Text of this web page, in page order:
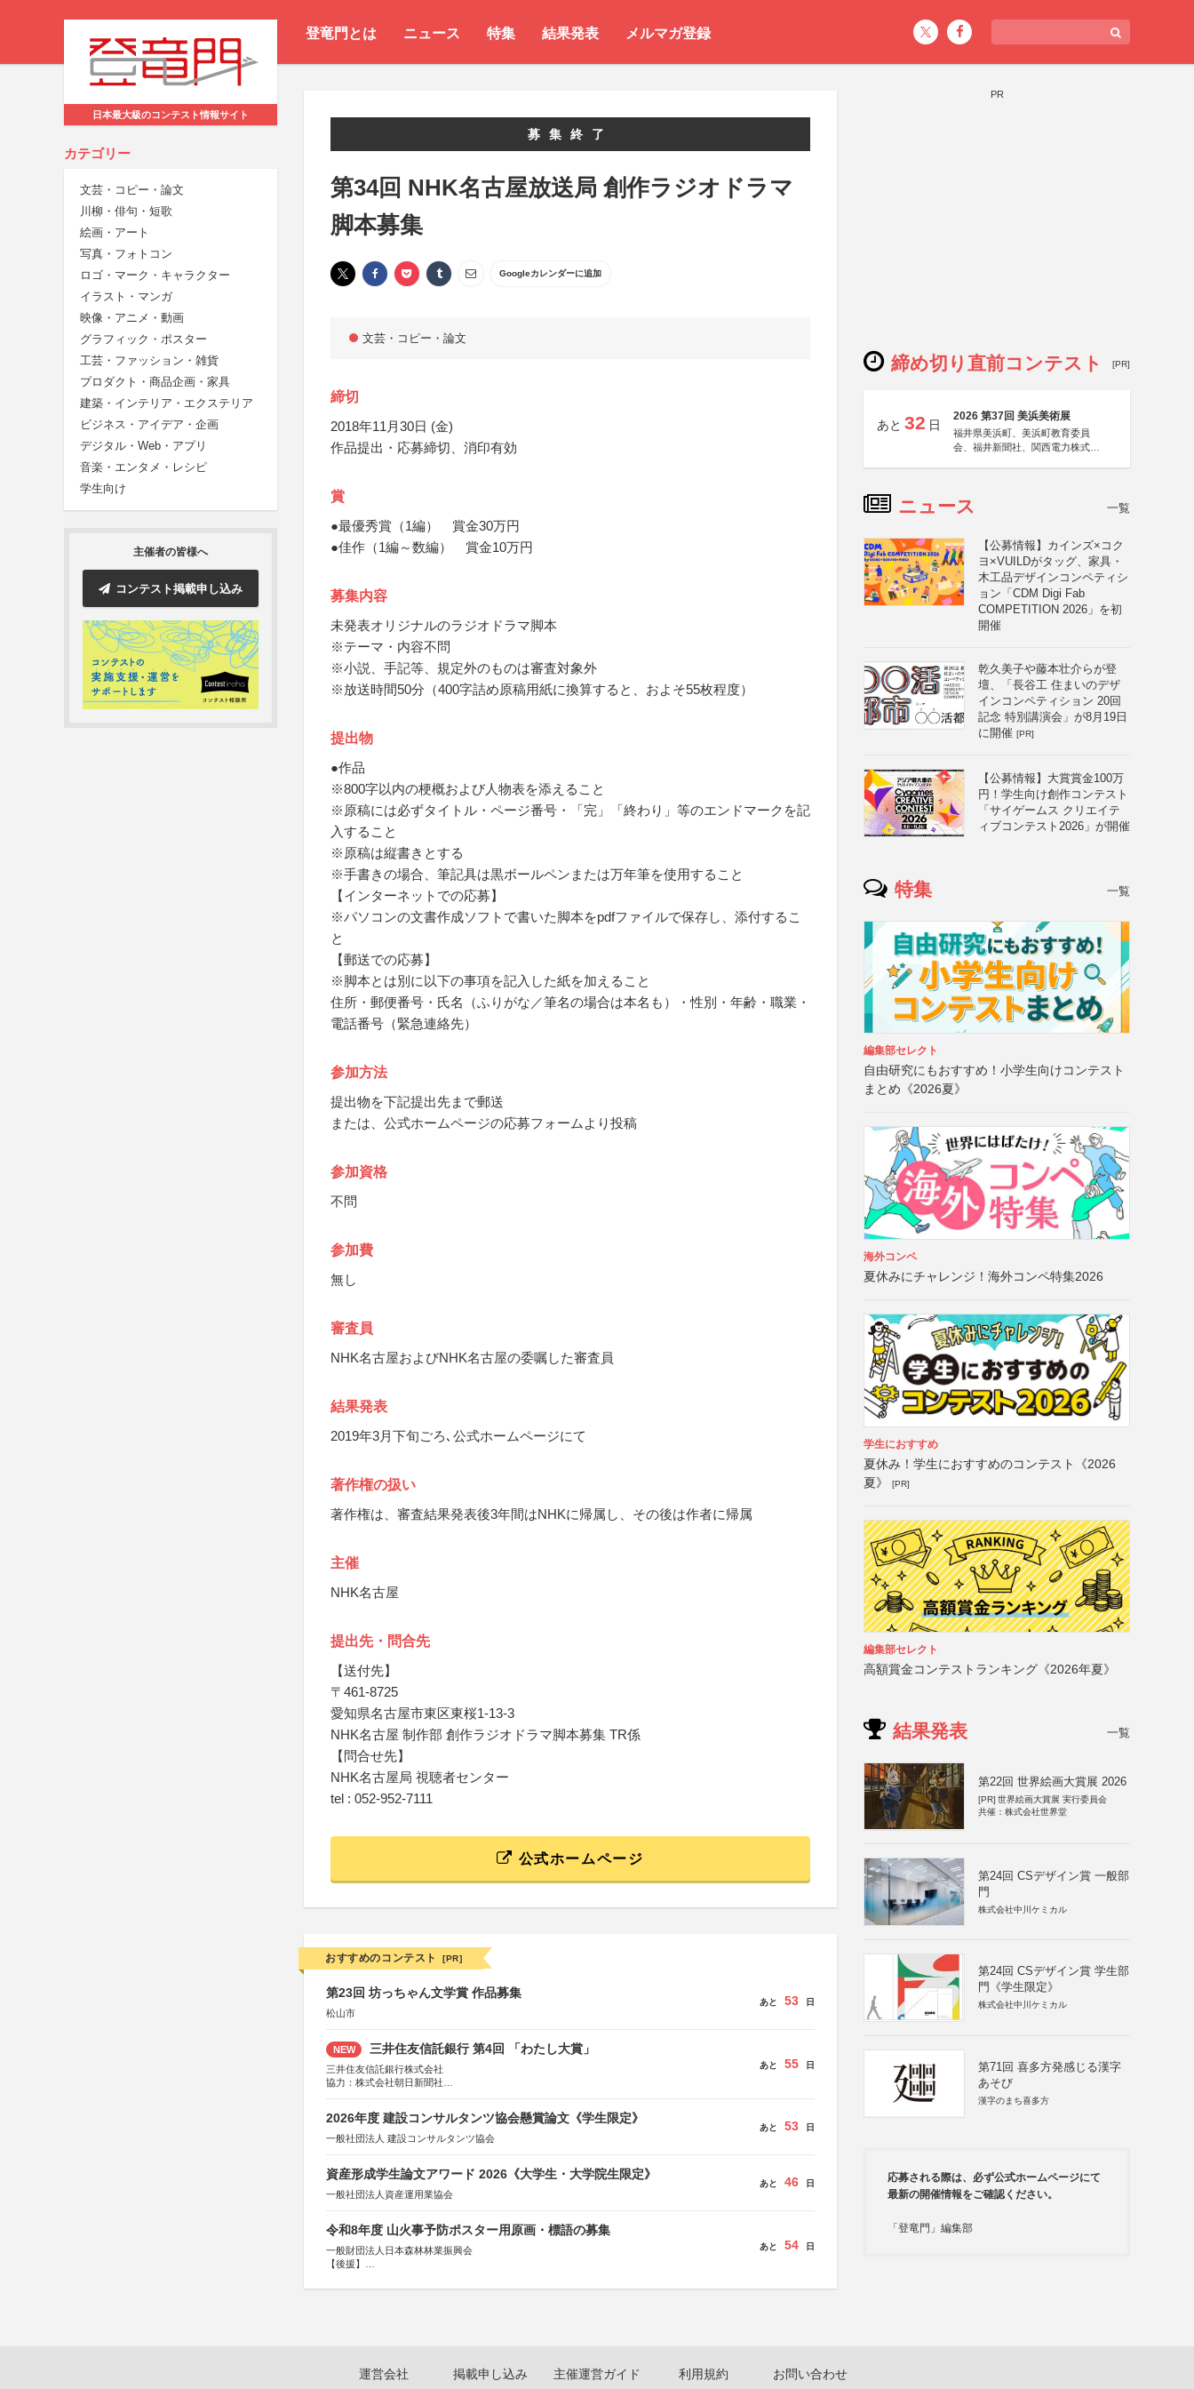
登竜門とは ニュース 特集 結果発表 メルマガ登録
日本最大級のコンテスト情報サイト
カテゴリー
文芸・コピー・論文
川柳・俳句・短歌
絵画・アート
写真・フォトコン
ロゴ・マーク・キャラクター
イラスト・マンガ
映像・アニメ・動画
グラフィック・ポスター
工芸・ファッション・雑貨
プロダクト・商品企画・家具
建築・インテリア・エクステリア
ビジネス・アイデア・企画
デジタル・Web・アプリ
音楽・エンタメ・レシピ
学生向け
主催者の皆様へ
コンテスト掲載申し込み
募集終了
第34回 NHK名古屋放送局 創作ラジオドラマ
脚本募集
Googleカレンダーに追加
文芸・コピー・論文
締切
2018年11月30日 (金)
作品提出・応募締切、消印有効
賞
●最優秀賞（1編） 賞金30万円
●佳作（1編～数編） 賞金10万円
募集内容
未発表オリジナルのラジオドラマ脚本
※テーマ・内容不問
※小説、手記等、規定外のものは審査対象外
※放送時間50分（400字詰め原稿用紙に換算すると、およそ55枚程度）
提出物
●作品
※800字以内の梗概および人物表を添えること
※原稿には必ずタイトル・ページ番号・「完」「終わり」等のエンドマークを記
入すること
※原稿は縦書きとする
※手書きの場合、筆記具は黒ボールペンまたは万年筆を使用すること
【インターネットでの応募】
※パソコンの文書作成ソフトで書いた脚本をpdfファイルで保存し、添付するこ
と
【郵送での応募】
※脚本とは別に以下の事項を記入した紙を加えること
住所・郵便番号・氏名（ふりがな／筆名の場合は本名も）・性別・年齢・職業・
電話番号（緊急連絡先）
参加方法
提出物を下記提出先まで郵送
または、公式ホームページの応募フォームより投稿
参加資格
不問
参加費
無し
審査員
NHK名古屋およびNHK名古屋の委嘱した審査員
結果発表
2019年3月下旬ごろ､公式ホームページにて
著作権の扱い
著作権は、審査結果発表後3年間はNHKに帰属し、その後は作者に帰属
主催
NHK名古屋
提出先・問合先
【送付先】
〒461-8725
愛知県名古屋市東区東桜1-13-3
NHK名古屋 制作部 創作ラジオドラマ脚本募集 TR係
【問合せ先】
NHK名古屋局 視聴者センター
tel : 052-952-7111
公式ホームページ
おすすめのコンテスト [PR]
第23回 坊っちゃん文学賞 作品募集
松山市
あと 53 日
NEW 三井住友信託銀行 第4回 「わたし大賞」
三井住友信託銀行株式会社
協力：株式会社朝日新聞社
あと 55 日
2026年度 建設コンサルタンツ協会懸賞論文《学生限定》
一般社団法人 建設コンサルタンツ協会
あと 53 日
資産形成学生論文アワード 2026《大学生・大学院生限定》
一般社団法人資産運用業協会
あと 46 日
令和8年度 山火事予防ポスター用原画・標語の募集
一般財団法人日本森林林業振興会
【後援】
あと 54 日
PR
締め切り直前コンテスト [PR]
あと 32 日
2026 第37回 美浜美術展
福井県美浜町、美浜町教育委員
会、福井新聞社、関西電力株式会
ニュース 一覧
【公募情報】カインズ×コク
ヨ×VUILDがタッグ、家具・
木工品デザインコンペティシ
ョン「CDM Digi Fab
COMPETITION 2026」を初
開催
乾久美子や藤本壮介らが登
壇、「長谷工 住まいのデザ
インコンペティション 20回
記念 特別講演会」が8月19日
に開催 [PR]
【公募情報】大賞賞金100万
円！学生向け創作コンテスト
「サイゲームス クリエイテ
ィブコンテスト2026」が開催
特集 一覧
編集部セレクト
自由研究にもおすすめ！小学生向けコンテスト
まとめ《2026夏》
海外コンペ
夏休みにチャレンジ！海外コンペ特集2026
学生におすすめ
夏休み！学生におすすめのコンテスト《2026
夏》
[PR]
編集部セレクト
高額賞金コンテストランキング《2026年夏》
結果発表 一覧
第22回 世界絵画大賞展 2026
[PR] 世界絵画大賞展 実行委員会
共催：株式会社世界堂
第24回 CSデザイン賞 一般部
門
株式会社中川ケミカル
第24回 CSデザイン賞 学生部
門《学生限定》
株式会社中川ケミカル
第71回 喜多方発感じる漢字
あそび
漢字のまち喜多方
応募される際は、必ず公式ホームページにて
最新の開催情報をご確認ください。
「登竜門」編集部
運営会社 掲載申し込み 主催運営ガイド 利用規約 お問い合わせ